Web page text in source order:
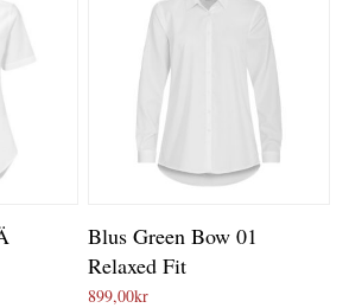
Blus Green Bow 01
Relaxed Fit
899,00kr